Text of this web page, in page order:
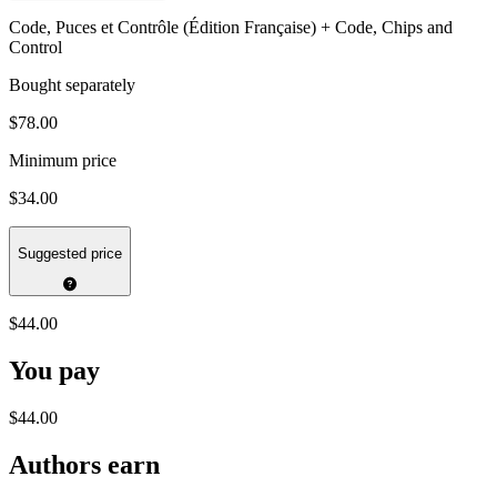
Code, Puces et Contrôle (Édition Française) + Code, Chips and
Control
Bought separately
$78.00
Minimum price
$34.00
Suggested price
$44.00
You pay
$44.00
Authors earn